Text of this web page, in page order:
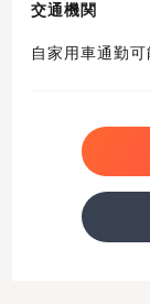
交通機関
自家用車通勤可